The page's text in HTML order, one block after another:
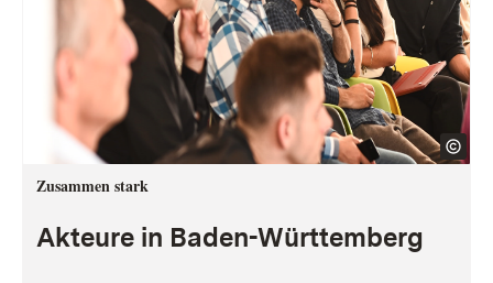
Zusammen stark
Akteure in Baden-Württemberg